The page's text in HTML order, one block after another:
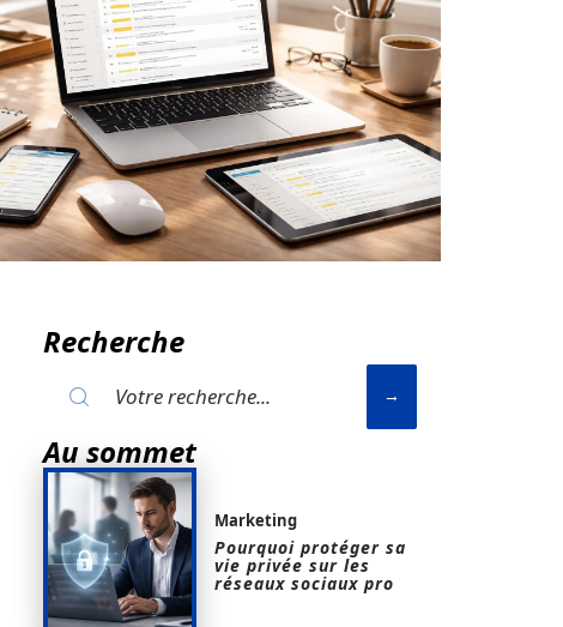
Recherche
Au sommet
Marketing
Pourquoi protéger sa
vie privée sur les
réseaux sociaux pro